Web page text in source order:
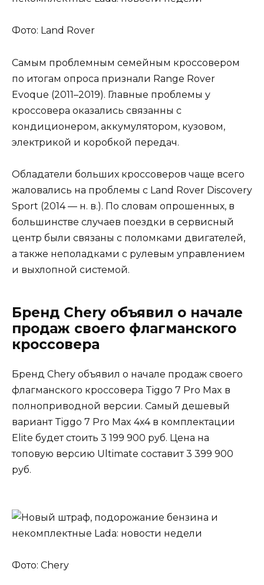
Фото: Land Rover
Самым проблемным семейным кроссовером
по итогам опроса признали Range Rover
Evoque (2011–2019). Главные проблемы у
кроссовера оказались связанны с
кондиционером, аккумулятором, кузовом,
электрикой и коробкой передач.
Обладатели больших кроссоверов чаще всего
жаловались на проблемы с Land Rover Discovery
Sport (2014 — н. в.). По словам опрошенных, в
большинстве случаев поездки в сервисный
центр были связаны с поломками двигателей,
а также неполадками с рулевым управлением
и выхлопной системой.
Бренд Chery объявил о начале
продаж своего флагманского
кроссовера
Бренд Chery объявил о начале продаж своего
флагманского кроссовера Tiggo 7 Pro Max в
полноприводной версии. Самый дешевый
вариант Tiggo 7 Pro Max 4х4 в комплектации
Elite будет стоить 3 199 900 руб. Цена на
топовую версию Ultimate составит 3 399 900
руб.
Фото: Chery